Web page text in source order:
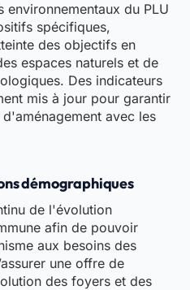
environnementaux du PLU
spécifiques,
des objectifs en
espaces naturels et de
Des indicateurs
mis à jour pour garantir
avec les
démographiques
de l'évolution
afin de pouvoir
aux besoins des
une offre de
des foyers et des